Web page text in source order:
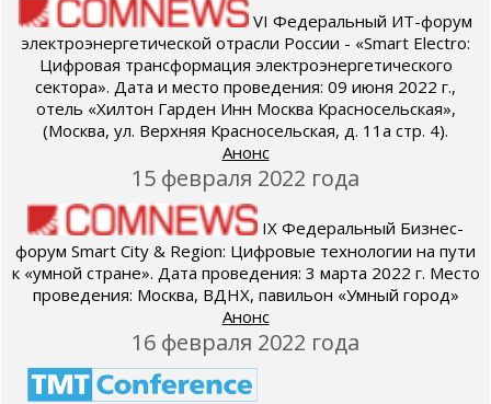
VI Федеральный ИТ-форум
электроэнергетической отрасли России - «Smart Electro:
Цифровая трансформация электроэнергетического
сектора». Дата и место проведения: 09 июня 2022 г.,
отель «Хилтон Гарден Инн Москва Красносельская»,
(Москва, ул. Верхняя Красносельская, д. 11a стр. 4).
Анонс
15 февраля 2022 года
IX Федеральный Бизнес-
форум Smart City & Region: Цифровые технологии на пути
к «умной стране». Дата проведения: 3 марта 2022 г. Место
проведения: Москва, ВДНХ, павильон «Умный город»
Анонс
16 февраля 2022 года